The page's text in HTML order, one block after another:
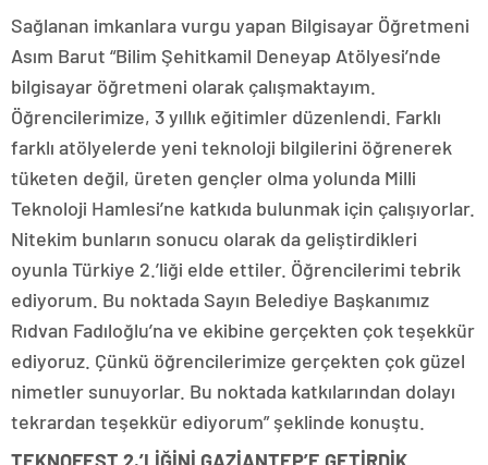
Sağlanan imkanlara vurgu yapan Bilgisayar Öğretmeni
Asım Barut “Bilim Şehitkamil Deneyap Atölyesi’nde
bilgisayar öğretmeni olarak çalışmaktayım.
Öğrencilerimize, 3 yıllık eğitimler düzenlendi. Farklı
farklı atölyelerde yeni teknoloji bilgilerini öğrenerek
tüketen değil, üreten gençler olma yolunda Milli
Teknoloji Hamlesi’ne katkıda bulunmak için çalışıyorlar.
Nitekim bunların sonucu olarak da geliştirdikleri
oyunla Türkiye 2.’liği elde ettiler. Öğrencilerimi tebrik
ediyorum. Bu noktada Sayın Belediye Başkanımız
Rıdvan Fadıloğlu’na ve ekibine gerçekten çok teşekkür
ediyoruz. Çünkü öğrencilerimize gerçekten çok güzel
nimetler sunuyorlar. Bu noktada katkılarından dolayı
tekrardan teşekkür ediyorum” şeklinde konuştu.